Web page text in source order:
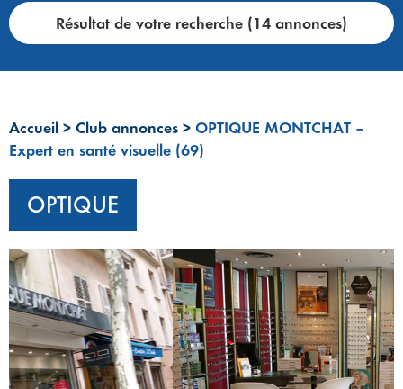
Résultat de votre recherche (14 annonces)
Accueil > Club annonces > OPTIQUE MONTCHAT –
Expert en santé visuelle (69)
OPTIQUE
‹ ›